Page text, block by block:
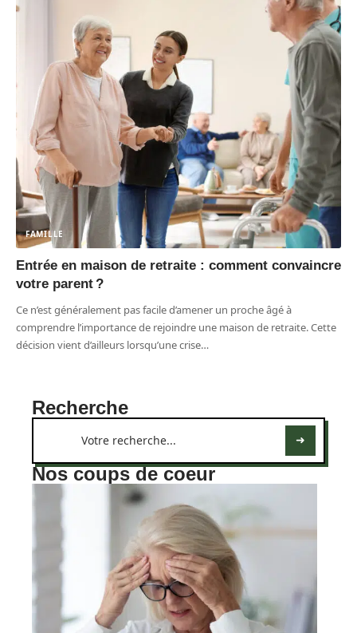
FAMILLE
Entrée en maison de retraite : comment convaincre
votre parent ?
Ce n’est généralement pas facile d’amener un proche âgé à
comprendre l’importance de rejoindre une maison de retraite. Cette
décision vient d’ailleurs lorsqu’une crise…
Recherche
Nos coups de coeur